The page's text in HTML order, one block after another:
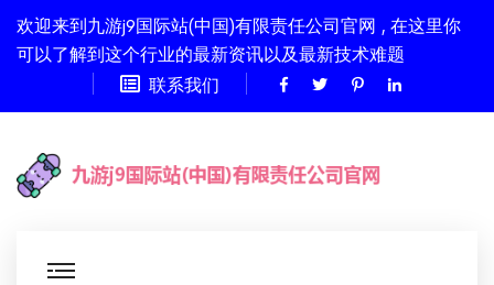
欢迎来到九游j9国际站(中国)有限责任公司官网 , 在这里你
可以了解到这个行业的最新资讯以及最新技术难题
联系我们